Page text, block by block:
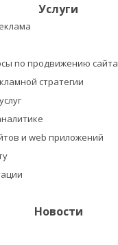
Услуги
по продвижению сайта
стратегии
и web приложений
Новости